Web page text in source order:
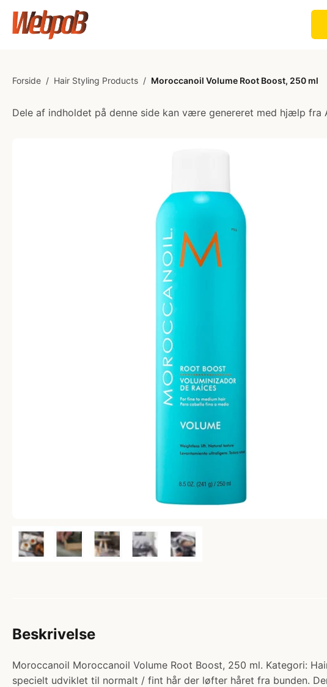
Forside / Hair Styling Products / Moroccanoil Volume Root Boost, 250 ml
Dele af indholdet på denne side kan være genereret med hjælp fra
Beskrivelse
Moroccanoil Moroccanoil Volume Root Boost, 250 ml. Kategori:
specielt udviklet til normalt / fint hår der løfter håret fra bunden.